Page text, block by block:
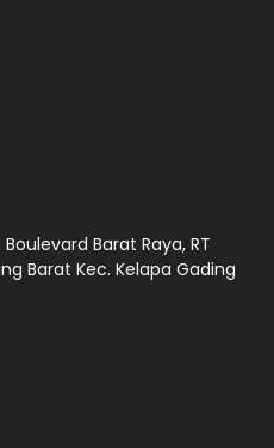
Barat Raya, RT
Barat Kec. Kelapa Gading